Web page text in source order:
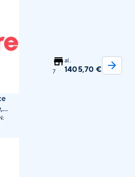
7
al.
1405,70 €